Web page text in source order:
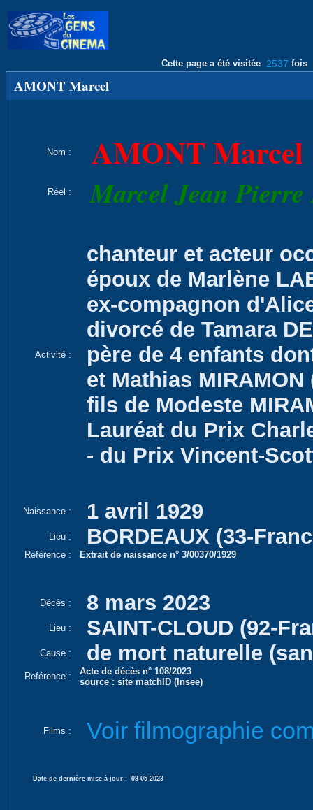
Cette page a été visitée 2537 fois
AMONT Marcel
Nom : AMONT Marcel
Réel : Marcel Jean
Activité :
chanteur et acteur
époux de Marlène
ex-compagnon
divorcé de Tamara
père de 4 enfants
et Mathias
fils de Modeste
Lauréat du Prix
- du Prix Vincent-
Naissance : 1 avril 1929
Lieu : BORDEAUX (33-
Reférence : Extrait de naissance n° 3/00370/1929
Décès : 8 mars 2023
Lieu : SAINT-CLOUD (92-
Cause : de mort naturelle
Reférence :
Acte de décès n° 108/2023
source : site matchID (Insee)
Films : Voir filmographie
Date de dernière mise à jour : 08-05-2023